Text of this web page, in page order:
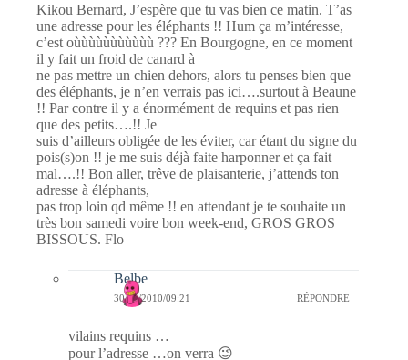
Kikou Bernard, J’espère que tu vas bien ce matin. T’as
une adresse pour les éléphants !! Hum ça m’intéresse,
c’est oùùùùùùùùùùù ??? En Bourgogne, en ce moment
il y fait un froid de canard à
ne pas mettre un chien dehors, alors tu penses bien que
des éléphants, je n’en verrais pas ici….surtout à Beaune
!! Par contre il y a énormément de requins et pas rien
que des petits….!! Je
suis d’ailleurs obligée de les éviter, car étant du signe du
pois(s)on !! je me suis déjà faite harponner et ça fait
mal….!! Bon aller, trêve de plaisanterie, j’attends ton
adresse à éléphants,
pas trop loin qd même !! en attendant je te souhaite un
très bon samedi voire bon week-end, GROS GROS
BISSOUS. Flo
Belbe
30/01/2010/09:21 RÉPONDRE
vilains requins …
pour l’adresse …on verra 😉